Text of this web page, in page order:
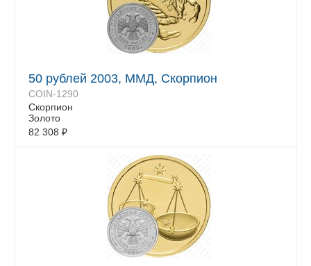
50 рублей 2003, ММД, Скорпион
COIN-1290
Скорпион
Золото
82 308 ₽